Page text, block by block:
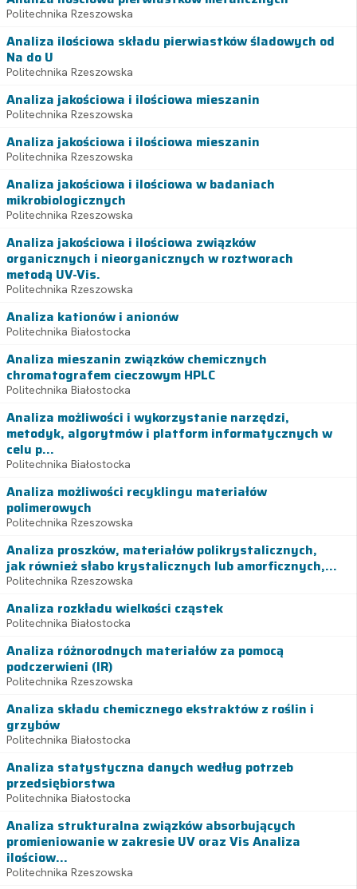
Politechnika Rzeszowska
Analiza ilościowa składu pierwiastków śladowych od
Na do U
Politechnika Rzeszowska
Analiza jakościowa i ilościowa mieszanin
Politechnika Rzeszowska
Analiza jakościowa i ilościowa mieszanin
Politechnika Rzeszowska
Analiza jakościowa i ilościowa w badaniach
mikrobiologicznych
Politechnika Rzeszowska
Analiza jakościowa i ilościowa związków
organicznych i nieorganicznych w roztworach
metodą UV-Vis.
Politechnika Rzeszowska
Analiza kationów i anionów
Politechnika Białostocka
Analiza mieszanin związków chemicznych
chromatografem cieczowym HPLC
Politechnika Białostocka
Analiza możliwości i wykorzystanie narzędzi,
metodyk, algorytmów i platform informatycznych w
celu p...
Politechnika Białostocka
Analiza możliwości recyklingu materiałów
polimerowych
Politechnika Rzeszowska
Analiza proszków, materiałów polikrystalicznych,
jak również słabo krystalicznych lub amorficznych,...
Politechnika Rzeszowska
Analiza rozkładu wielkości cząstek
Politechnika Białostocka
Analiza różnorodnych materiałów za pomocą
podczerwieni (IR)
Politechnika Rzeszowska
Analiza składu chemicznego ekstraktów z roślin i
grzybów
Politechnika Białostocka
Analiza statystyczna danych według potrzeb
przedsiębiorstwa
Politechnika Białostocka
Analiza strukturalna związków absorbujących
promieniowanie w zakresie UV oraz Vis Analiza
ilościow...
Politechnika Rzeszowska